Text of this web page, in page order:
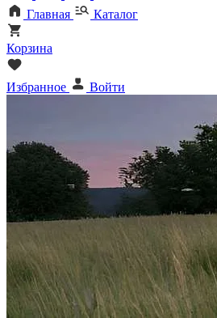
Главная Каталог
Корзина
Избранное Войти